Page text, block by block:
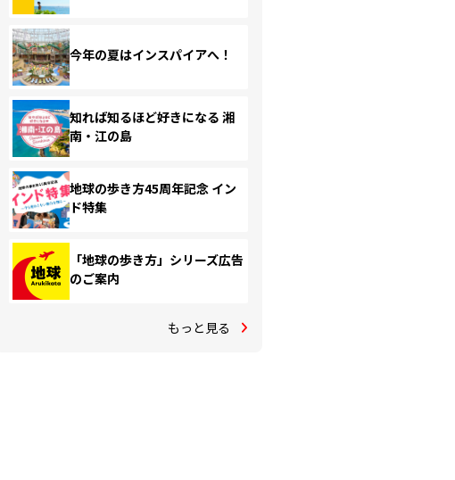
今年の夏はインスパイアへ！
知れば知るほど好きになる 湘
南・江の島
地球の歩き方45周年記念 イン
ド特集
「地球の歩き方」シリーズ広告
のご案内
もっと見る